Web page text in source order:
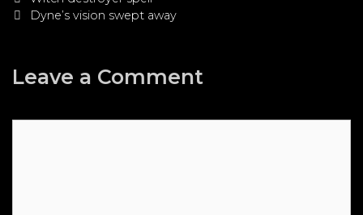
navigation
Dyne’s vision swept away
Leave a Comment